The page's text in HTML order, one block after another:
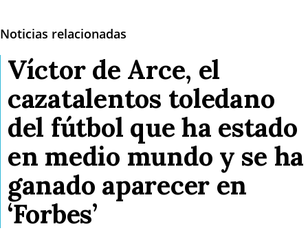
Noticias relacionadas
Víctor de Arce, el
cazatalentos toledano
del fútbol que ha estado
en medio mundo y se ha
ganado aparecer en
‘Forbes’